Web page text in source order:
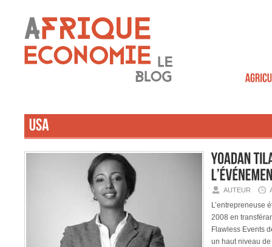
AUTEUR
L’entrepreneuse
2008 en
Flawless Events
un haut niveau